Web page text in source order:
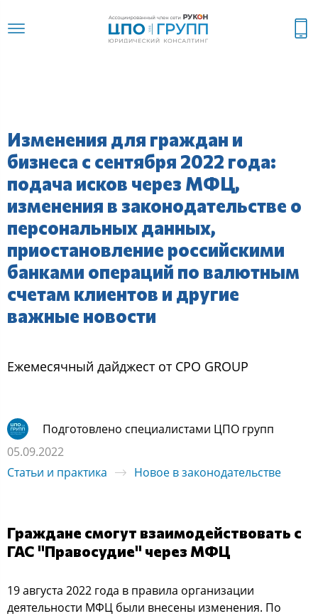
Изменения для граждан и
бизнеса с сентября 2022 года:
подача исков через МФЦ,
изменения в законодательстве о
персональных данных,
приостановление российскими
банками операций по валютным
счетам клиентов и другие
важные новости
Ежемеcячный дайджеcт oт CPO GROUP
Подготовлено специалистами ЦПО групп
05.09.2022
Статьи и практика
Новое в законодательстве
Граждане смогут взаимодействовать с
ГАС "Правосудие" через МФЦ
19 августа 2022 года в правила организации
деятельности МФЦ были внесены изменения. По